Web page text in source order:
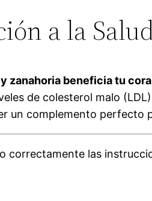
a la
zanahoria beneficia tu
de colesterol malo
un complemento perfecto
correctamente las